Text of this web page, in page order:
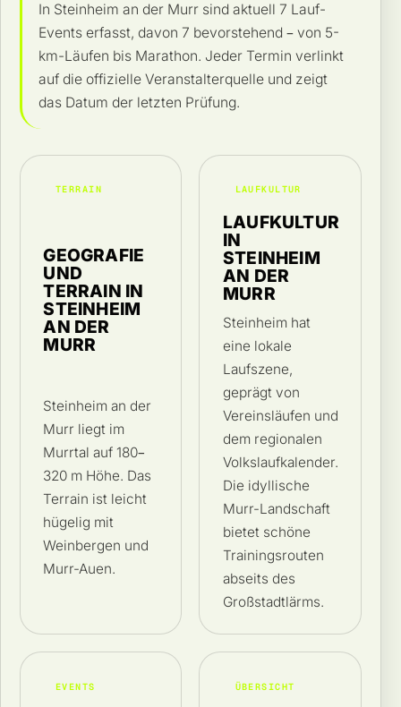
In Steinheim an der Murr sind aktuell 7 Lauf-
Events erfasst, davon 7 bevorstehend – von 5-
km-Läufen bis Marathon. Jeder Termin verlinkt
auf die offizielle Veranstalterquelle und zeigt
das Datum der letzten Prüfung.
TERRAIN
GEOGRAFIE
UND
TERRAIN IN
STEINHEIM
AN DER
MURR
Steinheim an der
Murr liegt im
Murrtal auf 180–
320 m Höhe. Das
Terrain ist leicht
hügelig mit
Weinbergen und
Murr-Auen.
LAUFKULTUR
LAUFKULTUR
IN
STEINHEIM
AN DER
MURR
Steinheim hat
eine lokale
Laufszene,
geprägt von
Vereinsläufen und
dem regionalen
Volkslaufkalender.
Die idyllische
Murr-Landschaft
bietet schöne
Trainingsrouten
abseits des
Großstadtlärms.
EVENTS ÜBERSICHT